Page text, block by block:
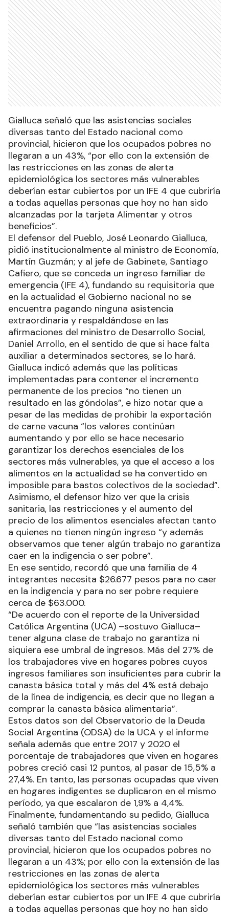
Gialluca señaló que las asistencias sociales
diversas tanto del Estado nacional como
provincial, hicieron que los ocupados pobres no
llegaran a un 43%, “por ello con la extensión de
las restricciones en las zonas de alerta
epidemiológica los sectores más vulnerables
deberían estar cubiertos por un IFE 4 que cubriría
a todas aquellas personas que hoy no han sido
alcanzadas por la tarjeta Alimentar y otros
beneficios”.
El defensor del Pueblo, José Leonardo Gialluca,
pidió institucionalmente al ministro de Economía,
Martín Guzmán; y al jefe de Gabinete, Santiago
Cafiero, que se conceda un ingreso familiar de
emergencia (IFE 4), fundando su requisitoria que
en la actualidad el Gobierno nacional no se
encuentra pagando ninguna asistencia
extraordinaria y respaldándose en las
afirmaciones del ministro de Desarrollo Social,
Daniel Arrollo, en el sentido de que si hace falta
auxiliar a determinados sectores, se lo hará.
Gialluca indicó además que las políticas
implementadas para contener el incremento
permanente de los precios “no tienen un
resultado en las góndolas”, e hizo notar que a
pesar de las medidas de prohibir la exportación
de carne vacuna “los valores continúan
aumentando y por ello se hace necesario
garantizar los derechos esenciales de los
sectores más vulnerables, ya que el acceso a los
alimentos en la actualidad se ha convertido en
imposible para bastos colectivos de la sociedad”.
Asimismo, el defensor hizo ver que la crisis
sanitaria, las restricciones y el aumento del
precio de los alimentos esenciales afectan tanto
a quienes no tienen ningún ingreso “y además
observamos que tener algún trabajo no garantiza
caer en la indigencia o ser pobre”.
En ese sentido, recordó que una familia de 4
integrantes necesita $26.677 pesos para no caer
en la indigencia y para no ser pobre requiere
cerca de $63.000.
“De acuerdo con el reporte de la Universidad
Católica Argentina (UCA) –sostuvo Gialluca–
tener alguna clase de trabajo no garantiza ni
siquiera ese umbral de ingresos. Más del 27% de
los trabajadores vive en hogares pobres cuyos
ingresos familiares son insuficientes para cubrir la
canasta básica total y más del 4% está debajo
de la línea de indigencia, es decir que no llegan a
comprar la canasta básica alimentaria”.
Estos datos son del Observatorio de la Deuda
Social Argentina (ODSA) de la UCA y el informe
señala además que entre 2017 y 2020 el
porcentaje de trabajadores que viven en hogares
pobres creció casi 12 puntos, al pasar de 15,5% a
27,4%. En tanto, las personas ocupadas que viven
en hogares indigentes se duplicaron en el mismo
período, ya que escalaron de 1,9% a 4,4%.
Finalmente, fundamentando su pedido, Gialluca
señaló también que “las asistencias sociales
diversas tanto del Estado nacional como
provincial, hicieron que los ocupados pobres no
llegaran a un 43%; por ello con la extensión de las
restricciones en las zonas de alerta
epidemiológica los sectores más vulnerables
deberían estar cubiertos por un IFE 4 que cubriría
a todas aquellas personas que hoy no han sido